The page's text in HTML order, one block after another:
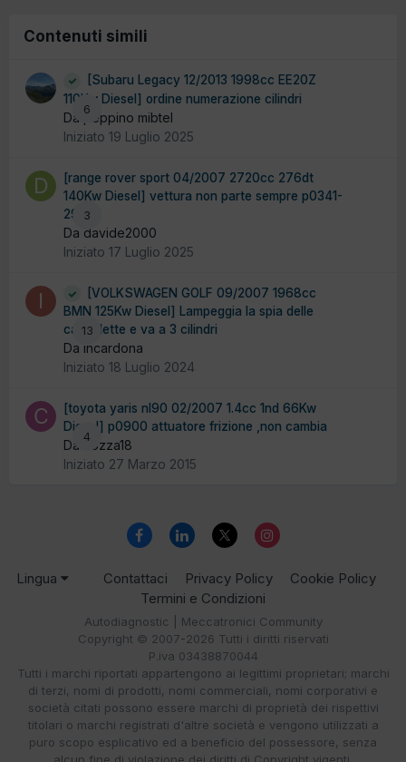
Contenuti simili
6
[Subaru Legacy 12/2013 1998cc EE20Z
110Kw Diesel] ordine numerazione cilindri
Da peppino mibtel
Iniziato 19 Luglio 2025
3
[range rover sport 04/2007 2720cc 276dt
140Kw Diesel] vettura non parte sempre p0341-
29
Da davide2000
Iniziato 17 Luglio 2025
13
[VOLKSWAGEN GOLF 09/2007 1968cc
BMN 125Kw Diesel] Lampeggia la spia delle
candelette e va a 3 cilindri
Da incardona
Iniziato 18 Luglio 2024
4
[toyota yaris nl90 02/2007 1.4cc 1nd 66Kw
Diesel] p0900 attuatore frizione ,non cambia
Da cozza18
Iniziato 27 Marzo 2015
Lingua Contattaci Privacy Policy
Cookie Policy
Termini e Condizioni
Autodiagnostic | Meccatronici Community
Copyright © 2007-2026 Tutti i diritti riservati
P.iva 03438870044
Tutti i marchi riportati appartengono ai legittimi proprietari; marchi
di terzi, nomi di prodotti, nomi commerciali, nomi corporativi e
società citati possono essere marchi di proprietà dei rispettivi
titolari o marchi registrati d'altre società e vengono utilizzati a
puro scopo esplicativo ed a beneficio del possessore, senza